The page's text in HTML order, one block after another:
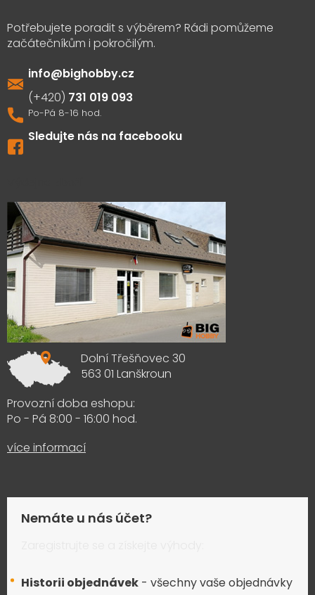
info@bighobby.cz
731 019 093
Sledujte nás na facebooku
Dolní Třešňovec 30
563 01 Lanškroun
Provozní doba eshopu:
Po - Pá 8:00 - 16:00 hod.
více informací
Nemáte u nás účet?
Historii objednávek - všechny vaše objednávky